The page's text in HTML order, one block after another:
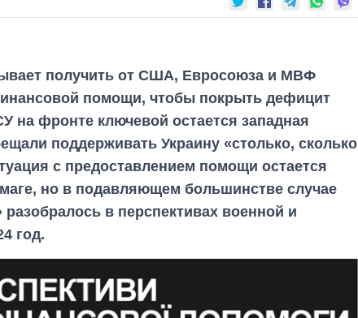
получить от США, Евросоюза и МВФ
помощи, чтобы покрыть дефицит
на фронте ключевой остается западная
поддерживать Украину «столько, сколько
с предоставлением помощи остается
но в подавляющем большинстве случае
в перспективах военной и
год.